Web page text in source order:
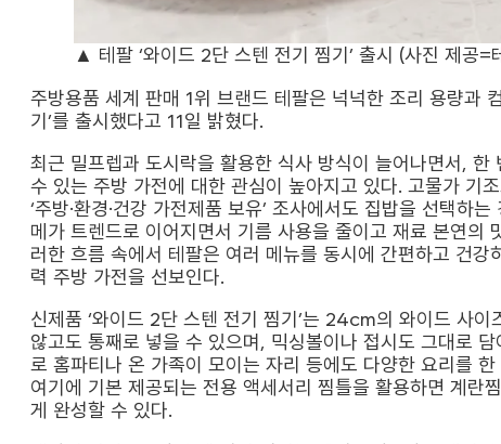
▲ 테팔 ‘와이드 2단 스텐 전기 찜기’ 출시 (사진 제공=
주방용품 세계 판매 1위 브랜드 테팔은 넉넉한 조리 용량과
기’를 출시했다고 11일 밝혔다.
최근 밀프렙과 도시락을 활용한 식사 방식이 늘어나면서,
수 있는 주방 가전에 대한 관심이 높아지고 있다. 고물가 기
‘주방·환경·건강 가전제품 보유’ 조사에서도 집밥을 선택하
메가 트렌드로 이어지면서 기름 사용을 줄이고 재료 본연의
러한 흐름 속에서 테팔은 여러 메뉴를 동시에 간편하고 건
력 주방 가전을 선보인다.
신제품 ‘와이드 2단 스텐 전기 찜기’는 24cm의 와이드 사
않고도 통째로 넣을 수 있으며, 믹싱볼이나 접시도 그대로
로 홈파티나 온 가족이 모이는 자리 등에도 다양한 요리를
여기에 기본 제공되는 전용 액세서리 찜틀을 활용하면 계란
게 완성할 수 있다.